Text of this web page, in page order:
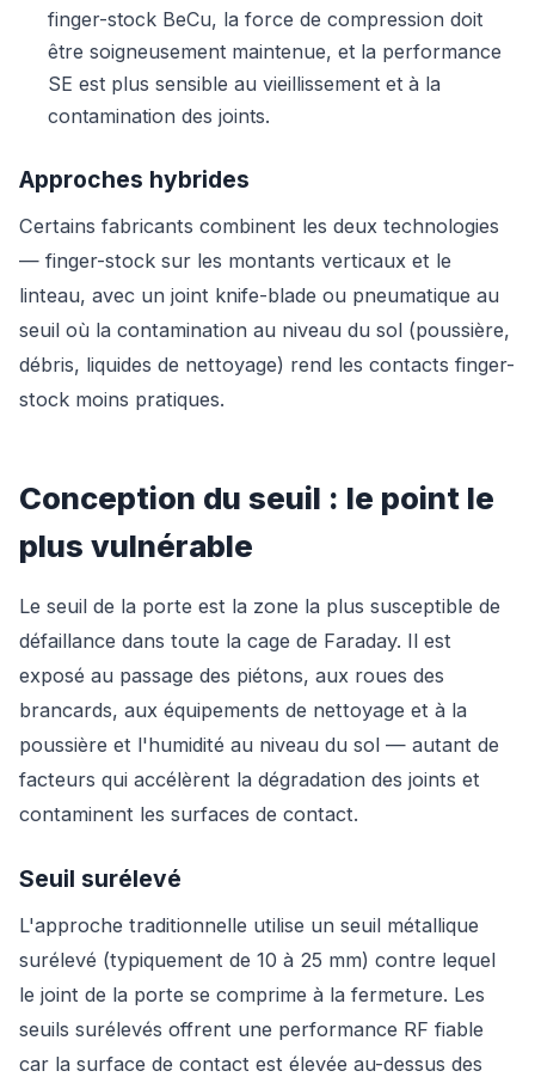
finger-stock BeCu, la force de compression doit
être soigneusement maintenue, et la performance
SE est plus sensible au vieillissement et à la
contamination des joints.
Approches hybrides
Certains fabricants combinent les deux technologies
— finger-stock sur les montants verticaux et le
linteau, avec un joint knife-blade ou pneumatique au
seuil où la contamination au niveau du sol (poussière,
débris, liquides de nettoyage) rend les contacts finger-
stock moins pratiques.
Conception du seuil : le point le
plus vulnérable
Le seuil de la porte est la zone la plus susceptible de
défaillance dans toute la cage de Faraday. Il est
exposé au passage des piétons, aux roues des
brancards, aux équipements de nettoyage et à la
poussière et l'humidité au niveau du sol — autant de
facteurs qui accélèrent la dégradation des joints et
contaminent les surfaces de contact.
Seuil surélevé
L'approche traditionnelle utilise un seuil métallique
surélevé (typiquement de 10 à 25 mm) contre lequel
le joint de la porte se comprime à la fermeture. Les
seuils surélevés offrent une performance RF fiable
car la surface de contact est élevée au-dessus des